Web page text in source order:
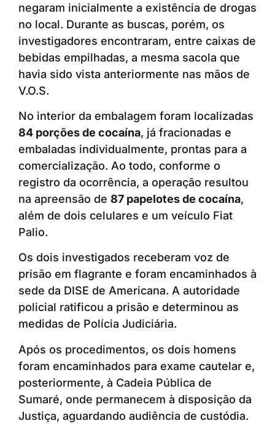
negaram inicialmente a existência de drogas
no local. Durante as buscas, porém, os
investigadores encontraram, entre caixas de
bebidas empilhadas, a mesma sacola que
havia sido vista anteriormente nas mãos de
V.O.S.
No interior da embalagem foram localizadas
84 porções de cocaína, já fracionadas e
embaladas individualmente, prontas para a
comercialização. Ao todo, conforme o
registro da ocorrência, a operação resultou
na apreensão de 87 papelotes de cocaína,
além de dois celulares e um veículo Fiat
Palio.
Os dois investigados receberam voz de
prisão em flagrante e foram encaminhados à
sede da DISE de Americana. A autoridade
policial ratificou a prisão e determinou as
medidas de Polícia Judiciária.
Após os procedimentos, os dois homens
foram encaminhados para exame cautelar e,
posteriormente, à Cadeia Pública de
Sumaré, onde permanecem à disposição da
Justiça, aguardando audiência de custódia.